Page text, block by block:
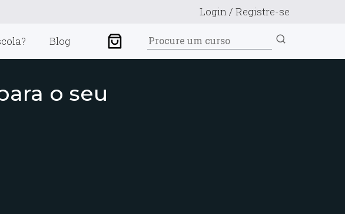
Login / Registre-se
Blog
o seu